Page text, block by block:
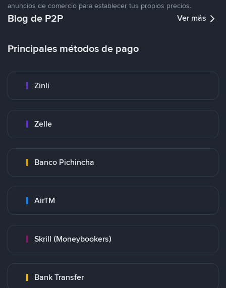
anuncios de comercio para establecer tus propios precios.
Blog de P2P Ver más
Principales métodos de pago
Zinli
Zelle
Banco Pichincha
AirTM
Skrill (Moneybookers)
Bank Transfer